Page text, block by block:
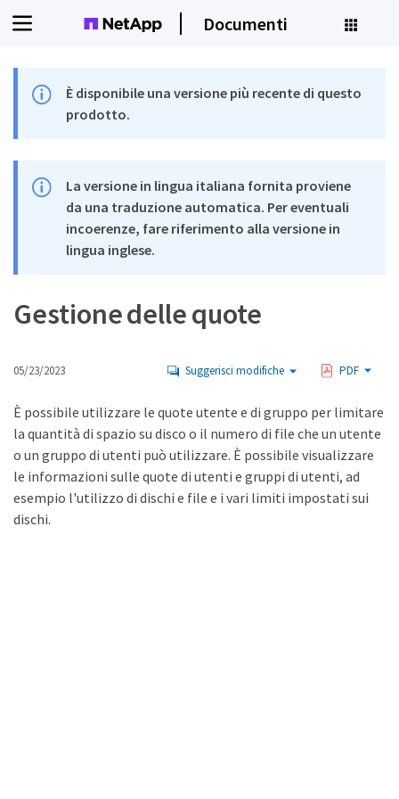
Documenti
È disponibile una versione più recente di questo
prodotto.
La versione in lingua italiana fornita proviene
da una traduzione automatica. Per eventuali
incoerenze, fare riferimento alla versione in
lingua inglese.
Gestione delle quote
05/23/2023 Suggerisci modifiche PDF
È possibile utilizzare le quote utente e di gruppo per limitare
la quantità di spazio su disco o il numero di file che un utente
o un gruppo di utenti può utilizzare. È possibile visualizzare
le informazioni sulle quote di utenti e gruppi di utenti, ad
esempio l'utilizzo di dischi e file e i vari limiti impostati sui
dischi.